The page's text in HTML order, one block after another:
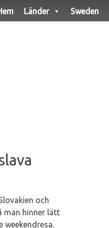
Länder Sweden
och
man hinner lätt
weekendresa.